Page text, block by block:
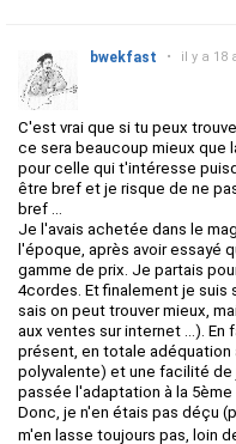
bwekfast • il y a 18
C'est vrai que si tu peux
ce sera beaucoup mieux que
pour celle qui t'intéresse
être bref et je risque de ne
bref ...
Je l'avais achetée dans le
l'époque, après avoir essayé
gamme de prix. Je partais
4cordes. Et finalement je
sais on peut trouver mieux,
aux ventes sur internet ...). En
présent, en totale
polyvalente) et une facilité
passée l'adaptation à la 5ème
Donc, je n'en étais pas déçu
m'en lasse toujours pas, loin